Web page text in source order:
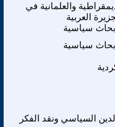
والعلمانية في
العربية
سياسية
سياسية
الدين السياسي ونقد الفكر